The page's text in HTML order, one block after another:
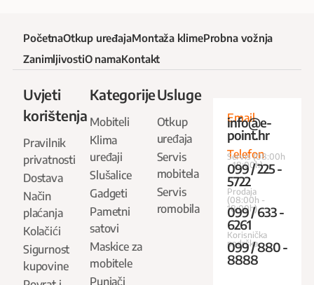
PočetnaOtkup uređajaMontaža klimeProbna vožnja
ZanimljivostiO namaKontakt
Uvjeti
korištenja
Pravilnik
privatnosti
Dostava
Način
plaćanja
Kolačići
Sigurnost
kupovine
Kategorije
Mobiteli
Klima
uređaji
Slušalice
Gadgeti
Pametni
satovi
Maskice za
mobitele
Punjači
Usluge
Otkup
uređaja
Servis
mobitela
Servis
romobila
Email
info@e-
point.hr
Telefon
Servis (08:00h
- 18:00h)
099 / 225 -
5722
Prodaja
(08:00h -
18:00h)
099 / 633 -
6261
Korisnička
podrška
099 / 880 -
8888